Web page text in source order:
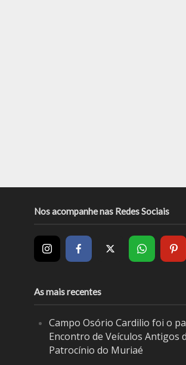
Nos acompanhe nas Redes Sociais
As mais recentes
Campo Osório Cardilio foi o
Encontro de Veículos Antigos
Patrocínio do Muriaé